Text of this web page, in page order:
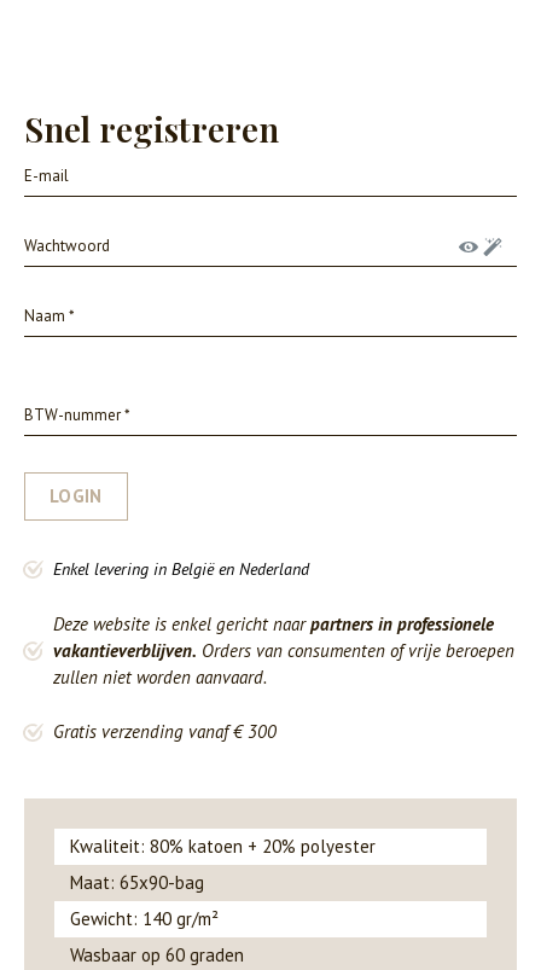
Snel registreren
LOGIN
Enkel levering in België en Nederland
Deze website is enkel gericht naarpartners in professionele
vakantieverblijven. Orders van consumenten of vrije beroepen
zullen niet worden aanvaard.
Gratis verzending vanaf € 300
Kwaliteit: 80% katoen + 20% polyester
Maat: 65x90-bag
Gewicht: 140 gr/m²
Wasbaar op 60 graden